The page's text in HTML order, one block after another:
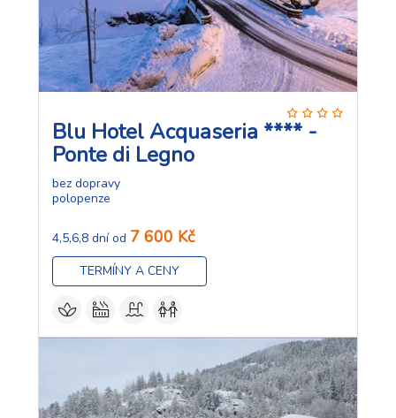
Blu Hotel Acquaseria **** -
Ponte di Legno
bez dopravy
polopenze
4,5,6,8 dní od 7 600 Kč
TERMÍNY A CENY